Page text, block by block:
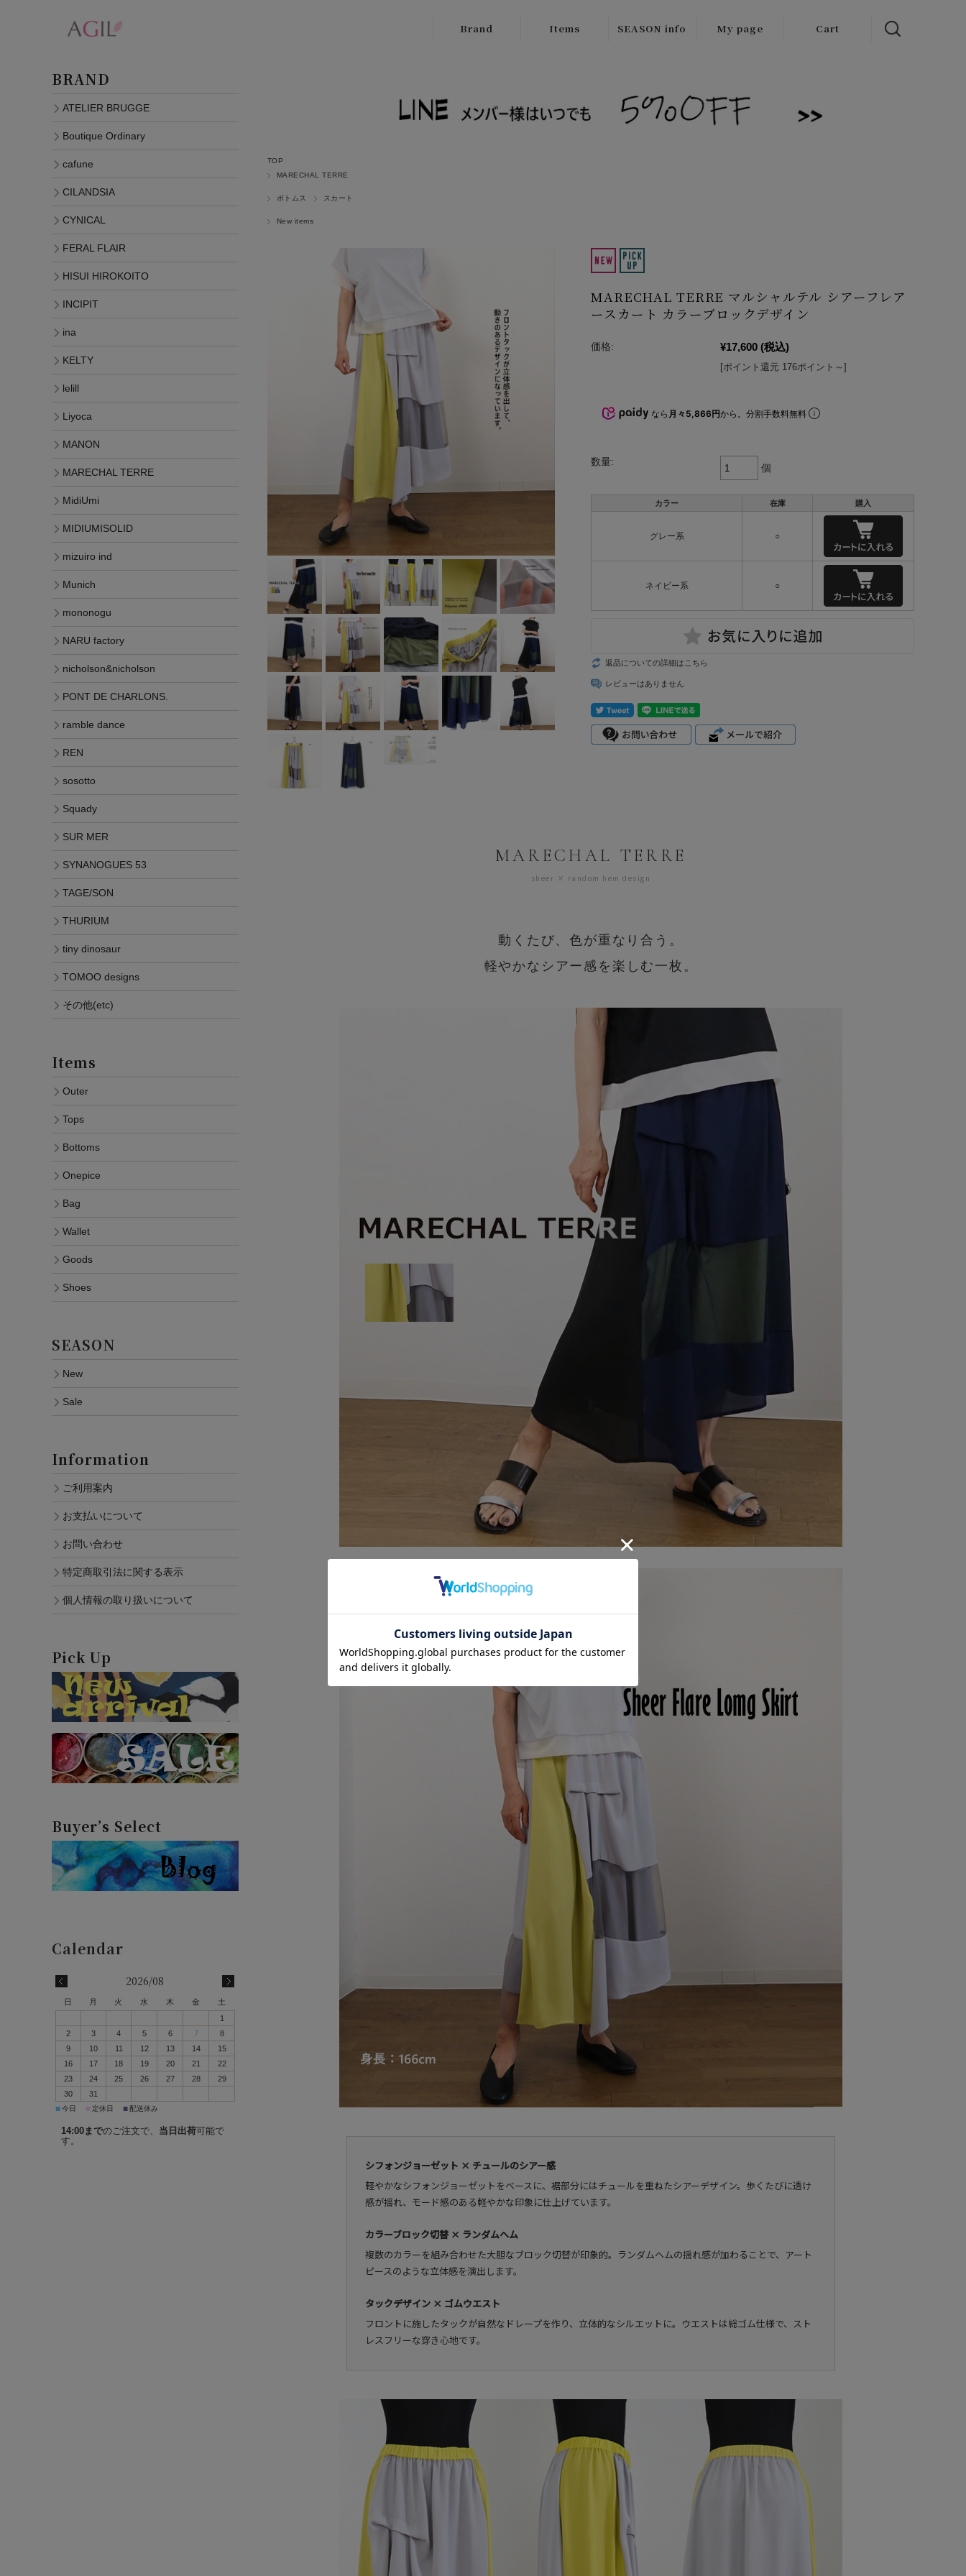
Brand
Boutique
INCIPIT
MANON
MidiUmi
MIDIUMISOL
ID
mizuiro ind
mononogu
Munic
Squady
その他(etc)
Items SEASON info
SALE/Outlet
My page Cart
TOP
MARECHAL TERRE
ボトムス スカート
New items
MARECHAL TERRE マルシャルテル シアーフレア
ースカート カラーブロックデザイン
価格: ¥17,600 (税込)
[ポイント還元 176ポイント～]
なら 月々5,866円から。分割手数料無料
数量:
個
カラー 在庫 購入
グレー系 ○
ネイビー系 ○
返品についての詳細はこちら
レビューはありません
MARECHAL TERRE
sheer × random hem design
動くたび、色が重なり合う。
軽やかなシアー感を楽しむ一枚。
シフォンジョーゼット × チュールのシアー感
軽やかなシフォンジョーゼットをベースに、裾部分にはチュールを重ねたシアーデザイン。歩くたびに透け
感が揺れ、モード感のある軽やかな印象に仕上げています。
カラーブロック切替 × ランダムヘム
複数のカラーを組み合わせた大胆なブロック切替が印象的。ランダムヘムの揺れ感が加わることで、アート
ピースのような立体感を演出します。
タックデザイン × ゴムウエスト
フロントに施したタックが自然なドレープを作り、立体的なシルエットに。ウエストは総ゴム仕様で、スト
レスフリーな穿き心地です。
BRAND
ATELIER BRUGGE
Boutique Ordinary
cafune
CILANDSIA
CYNICAL
FERAL FLAIR
HISUI HIROKOITO
INCIPIT
ina
KELTY
lelill
Liyoca
MANON
MARECHAL TERRE
MidiUmi
MIDIUMISOLID
mizuiro ind
Munich
mononogu
NARU factory
nicholson&nicholson
PONT DE CHARLONS.
ramble dance
REN
sosotto
Squady
SUR MER
SYNANOGUES 53
TAGE/SON
THURIUM
tiny dinosaur
TOMOO designs
その他(etc)
Items
Outer
Tops
Bottoms
Onepice
Bag
Wallet
Goods
Shoes
SEASON
New
Sale
Information
ご利用案内
お支払いについて
お問い合わせ
特定商取引法に関する表示
個人情報の取り扱いについて
Pick Up
Buyer’s Select
2026/08
日 月 火 水 木 金
土
1
2
3 4 5 6 7
8
9
10 11 12 13 14
15
16
17 18 19 20 21
22
23
24 25 26 27 28
29
30
31
■今日 ■ 定休日 ■配送休み
14:00までのご注文で、 当日出荷可能で
す。